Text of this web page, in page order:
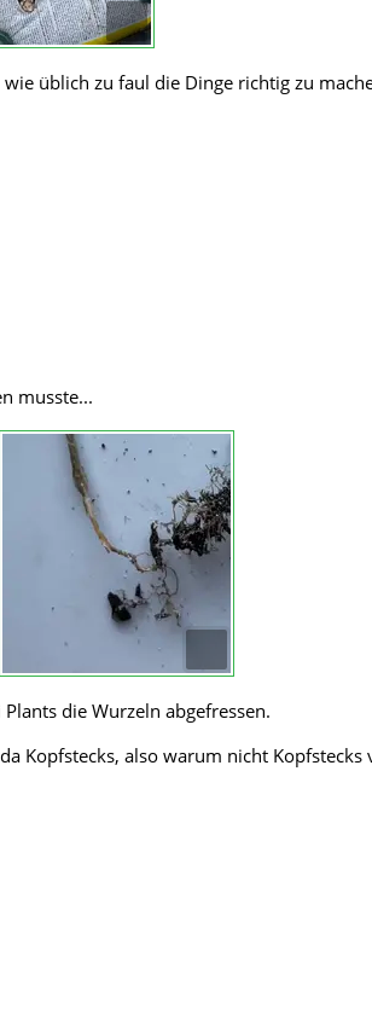
üblich zu faul die Dinge richtig zu
musste...
die Wurzeln abgefressen.
Kopfstecks, also warum nicht Kopfstecks